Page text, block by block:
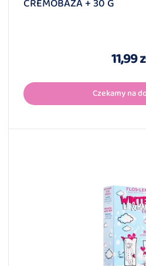
CREMOBAZA + 30 G
11,99
Czekamy na